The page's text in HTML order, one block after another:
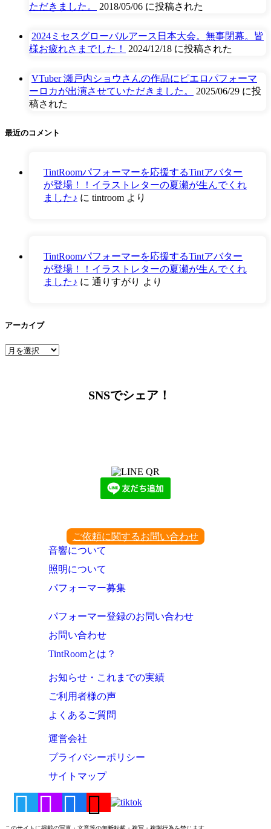
ただきました。
2018/05/06 に投稿された
2024ミセスグローバルアース日本大会。無事閉幕。皆
様お疲れさまでした！
2024/12/18 に投稿された
VTuber 瀬戸内ショウさんの作品にピエロパフォーマ
ーロカが出演させていただきました。
2025/06/29 に投
稿された
最近のコメント
TintRoomパフォーマーを応援するTintアバター
が登場！！イラストレターの夏瀬が生んでくれ
ました♪ に tintroom より
TintRoomパフォーマーを応援するTintアバター
が登場！！イラストレターの夏瀬が生んでくれ
ました♪ に 通りすがり より
アーカイブ
ア
SNSでシェア！
ご依頼に関するお問い合わせ
音響について
照明について
パフォーマー募集
パフォーマー登録のお問い合わせ
お問い合わせ
TintRoomとは？
お知らせ・これまでの実績
ご利用者様の声
よくあるご質問
運営会社
プライバシーポリシー
サイトマップ